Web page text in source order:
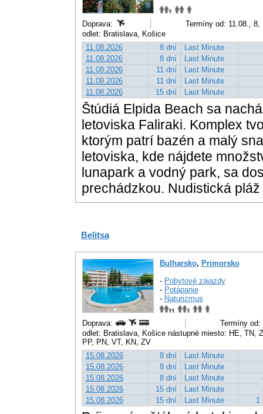
Doprava:
Termíny od: 11.08., 8,
odlet: Bratislava, Košice
11.08.2026
8 dní
Last Minute
11.08.2026
8 dní
Last Minute
11.08.2026
11 dní
Last Minute
11.08.2026
11 dní
Last Minute
11.08.2026
15 dní Last Minute
Štúdiá Elpida Beach sa
letoviska Faliraki. Komplex
ktorým patrí bazén a malý
letoviska, kde nájdete
lunapark a vodný park, sa
prechádzkou. Nudistická
Belitsa
Bulharsko, Primorsko
- Pobytové zájazdy
- Potápanie
- Naturizmus
Doprava:
Termíny od:
odlet: Bratislava, Košice nástupné miesto: HE,
PP, PN, VT, KN, ZV
15.08.2026
8 dní
Last Minute
15.08.2026
8 dní
Last Minute
15.08.2026
8 dní Last Minute
15.08.2026
15 dní Last Minute
15.08.2026
15 dní Last Minute 1